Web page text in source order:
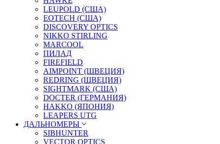
LEUPOLD (США)
EOTECH (США)
DISCOVERY OPTICS
NIKKO STIRLING
MARCOOL
ПИЛАД
FIREFIELD
AIMPOINT (ШВЕЦИЯ)
REDRING (ШВЕЦИЯ)
SIGHTMARK (США)
DOCTER (ГЕРМАНИЯ)
HAKKO (ЯПОНИЯ)
LEAPERS UTG
ДАЛЬНОМЕРЫ
SIBHUNTER
VECTOR OPTICS